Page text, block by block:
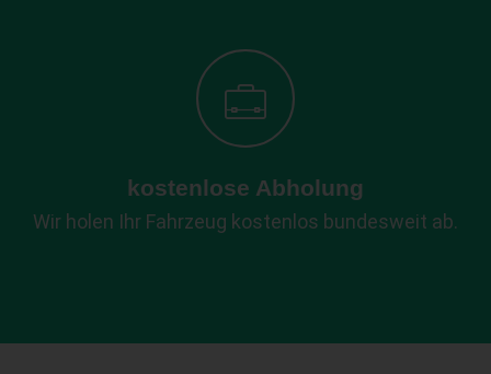
kostenlose Abholung
Wir holen Ihr Fahrzeug kostenlos bundesweit ab.